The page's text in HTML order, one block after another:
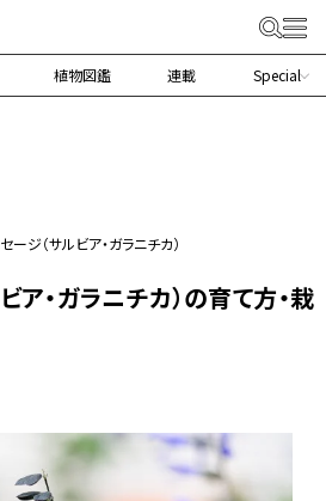
植物図鑑 連載 Special
ージ（サルビア・ガラニチカ）
ア・ガラニチカ）の育て方・栽